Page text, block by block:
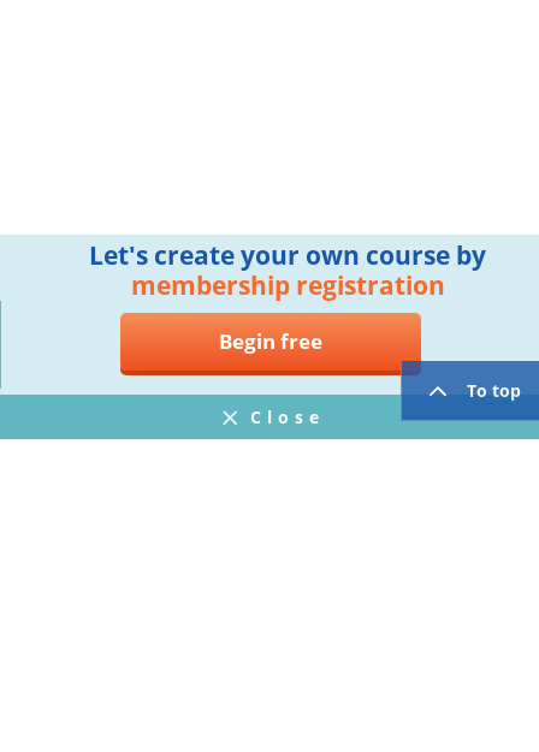
To top
Let's create your own course by
membership registration
Begin free
Close